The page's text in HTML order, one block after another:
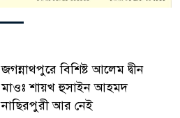
জগন্নাথপুরে বিশিষ্ট আলেম দ্বীন
মাওঃ শায়খ হুসাইন আহমদ
নাছিরপুরী আর নেই